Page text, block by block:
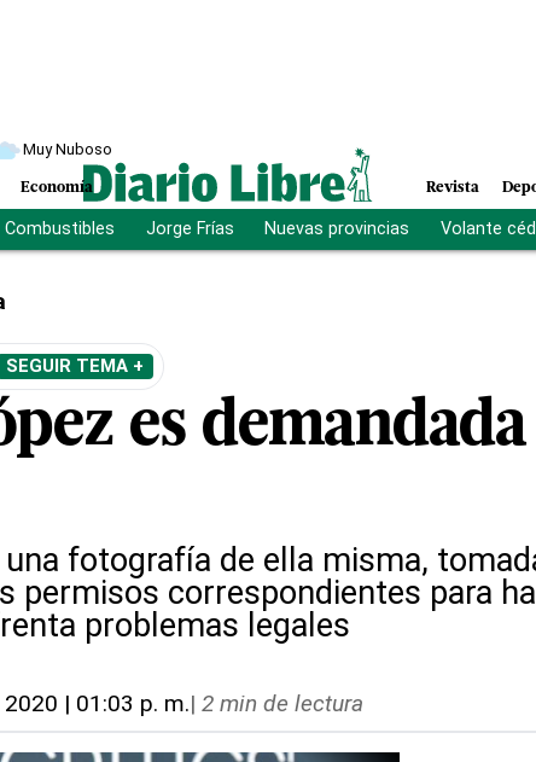
Muy Nuboso
Economía Revista
Combustibles Jorge Frías Nuevas provincias Volante
SEGUIR TEMA +
es
fotografía de ella misma,
permisos correspondientes para
problemas legales
2020 | 01:03 p. m.| 2 min de lectura